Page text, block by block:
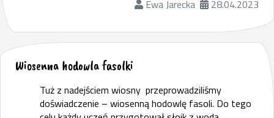
Ewa Jarecka 28.04.2023
Wiosenna hodowla fasolki
Tuż z nadejściem wiosny przeprowadziliśmy
doświadczenie – wiosenną hodowlę fasoli. Do tego